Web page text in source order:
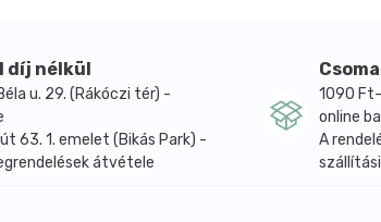
díj nélkül
u. 29. (Rákóczi tér) -
63. 1. emelet (Bikás Park) -
átvétele
1090
online
A